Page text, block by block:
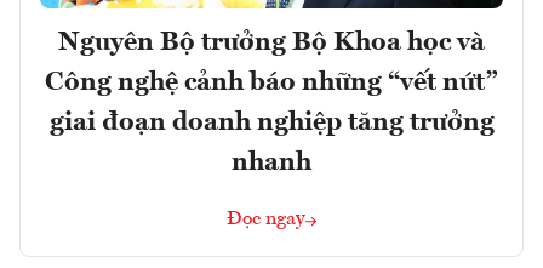
Nguyên Bộ trưởng Bộ Khoa học và
Công nghệ cảnh báo những “vết nứt”
giai đoạn doanh nghiệp tăng trưởng
nhanh
Đọc ngay